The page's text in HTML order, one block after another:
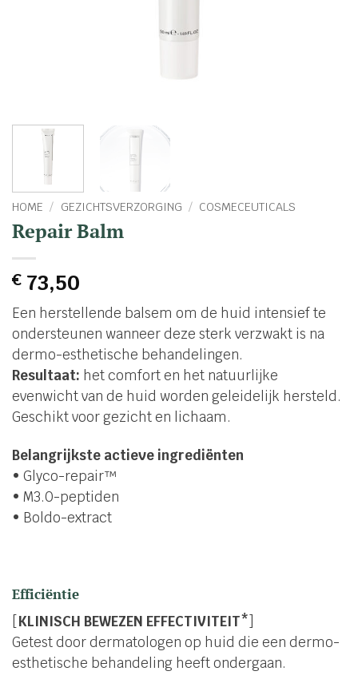
HOME / GEZICHTSVERZORGING / COSMECEUTICALS
Repair Balm
€73,50
Een herstellende balsem om de huid intensief te
ondersteunen wanneer deze sterk verzwakt is na
dermo-esthetische behandelingen.
Resultaat: het comfort en het natuurlijke
evenwicht van de huid worden geleidelijk hersteld.
Geschikt voor gezicht en lichaam.
Belangrijkste actieve ingrediënten
• Glyco-repair™
• M3.0-peptiden
• Boldo-extract
Efficiëntie
KLINISCH BEWEZEN EFFECTIVITEIT*
Getest door dermatologen op huid die een dermo-
esthetische behandeling heeft ondergaan.